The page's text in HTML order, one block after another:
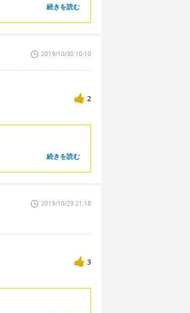
続きを読む
2019/10/30 10:10
2
続きを読む
2019/10/29 21:18
3